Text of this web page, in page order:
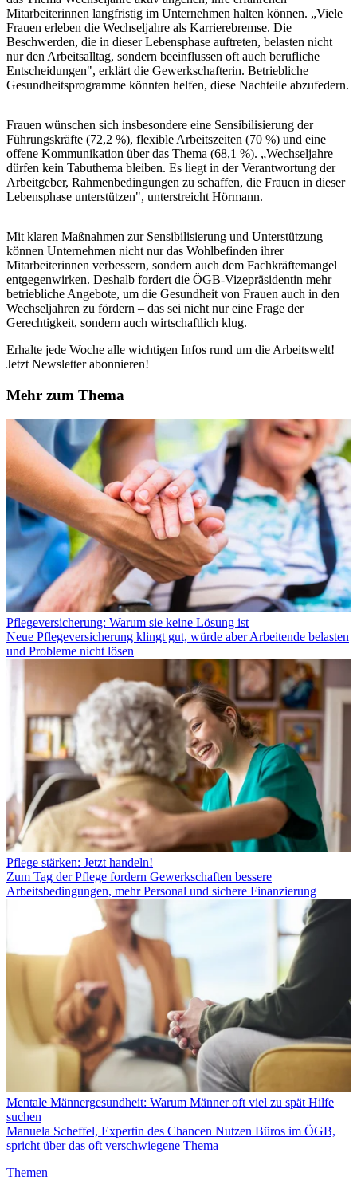
Mitarbeiterinnen langfristig im Unternehmen halten können. „Viele
Frauen erleben die Wechseljahre als Karrierebremse. Die
Beschwerden, die in dieser Lebensphase auftreten, belasten nicht
nur den Arbeitsalltag, sondern beeinflussen oft auch berufliche
Entscheidungen", erklärt die Gewerkschafterin. Betriebliche
Gesundheitsprogramme könnten helfen, diese Nachteile abzufedern.
Frauen wünschen sich insbesondere eine Sensibilisierung der
Führungskräfte (72,2 %), flexible Arbeitszeiten (70 %) und eine
offene Kommunikation über das Thema (68,1 %). „Wechseljahre
dürfen kein Tabuthema bleiben. Es liegt in der Verantwortung der
Arbeitgeber, Rahmenbedingungen zu schaffen, die Frauen in dieser
Lebensphase unterstützen", unterstreicht Hörmann.
Mit klaren Maßnahmen zur Sensibilisierung und Unterstützung
können Unternehmen nicht nur das Wohlbefinden ihrer
Mitarbeiterinnen verbessern, sondern auch dem Fachkräftemangel
entgegenwirken. Deshalb fordert die ÖGB-Vizepräsidentin mehr
betriebliche Angebote, um die Gesundheit von Frauen auch in den
Wechseljahren zu fördern – das sei nicht nur eine Frage der
Gerechtigkeit, sondern auch wirtschaftlich klug.
Erhalte jede Woche alle wichtigen Infos rund um die Arbeitswelt!
Jetzt Newsletter abonnieren!
Mehr zum Thema
Pflegeversicherung: Warum sie keine Lösung ist
Neue Pflegeversicherung klingt gut, würde aber Arbeitende belasten
und Probleme nicht lösen
Pflege stärken: Jetzt handeln!
Zum Tag der Pflege fordern Gewerkschaften bessere
Arbeitsbedingungen, mehr Personal und sichere Finanzierung
Mentale Männergesundheit: Warum Männer oft viel zu spät Hilfe
suchen
Manuela Scheffel, Expertin des Chancen Nutzen Büros im ÖGB,
spricht über das oft verschwiegene Thema
Themen